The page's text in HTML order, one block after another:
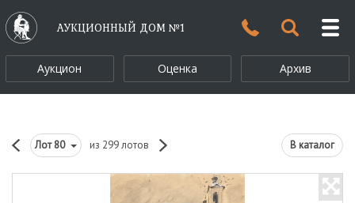
АУКЦИОННЫЙ ДОМ №1
Аукцион Оценка Архив
Лот80 из 299 лотов В каталог